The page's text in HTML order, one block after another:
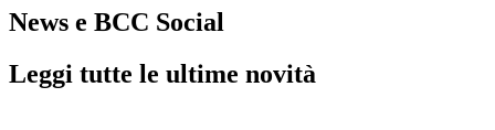
News e BCC Social
Leggi tutte le ultime novità